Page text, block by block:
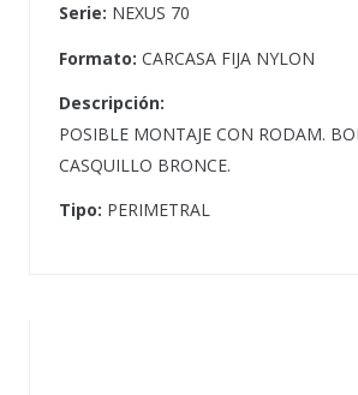
Serie: NEXUS 70
Formato: CARCASA FIJA NYLON
Descripción:
POSIBLE MONTAJE CON RODAM.
CASQUILLO BRONCE.
Tipo: PERIMETRAL